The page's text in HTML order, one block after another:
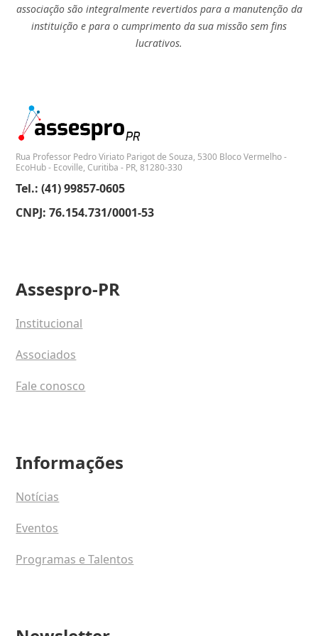
associação são integralmente revertidos para a manutenção da
instituição e para o cumprimento da sua missão sem fins
lucrativos.
Rua Professor Pedro Viriato Parigot de Souza, 5300 Bloco Vermelho -
EcoHub - Ecoville, Curitiba - PR, 81280-330
Tel.: (41) 99857-0605
CNPJ: 76.154.731/0001-53
Assespro-PR
Institucional
Associados
Fale conosco
Informações
Notícias
Eventos
Programas e Talentos